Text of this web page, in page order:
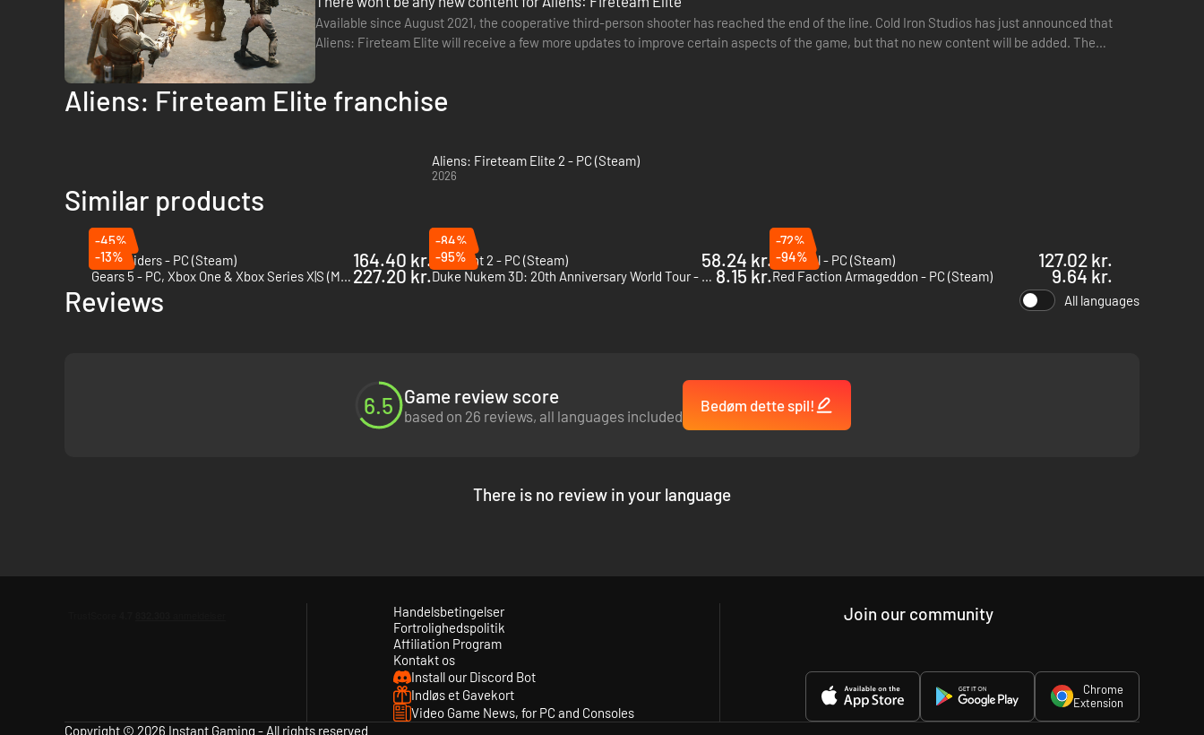
Available since August 2021, the cooperative third-person shooter has reached the end of the line. Cold Iron Studios has just announced that
Aliens: Fireteam Elite will receive a few more updates to improve certain aspects of the game, but that no new content will be added. The
Aliens: Fireteam Elite franchise
Aliens: Fireteam Elite 2 - PC (Steam)
2026
Similar products
-45%
ARC Raiders - PC (Steam)
164.40 kr.
-84%
Remnant 2 - PC (Steam)
58.24 kr.
-72%
Returnal - PC (Steam)
127.02 kr.
-13%
Gears 5 - PC, Xbox One & Xbox Series X|S (Microsoft Store) 227.20 kr.
-95%
Duke Nukem 3D: 20th Anniversary World Tour - PC (Steam) 8.15 kr.
-94%
Red Faction Armageddon - PC (Steam)
9.64 kr.
Reviews All languages
6.5 Game review score
based on 26 reviews, all languages included
Bedøm dette spil!
There is no review in your language
Handelsbetingelser
Fortrolighedspolitik
Affiliation Program
Kontakt os
Install our Discord Bot
Indløs et Gavekort
Video Game News, for PC and Consoles
Join our community
Chrome
Extension
Copyright © 2026 Instant Gaming - All rights reserved